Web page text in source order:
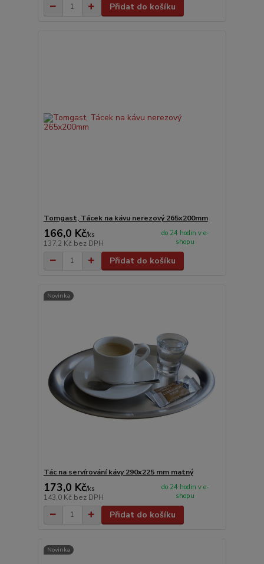
Přidat do košíku
Tomgast, Tácek na kávu nerezový 265x200mm
166,0 Kč/ks
137,2 Kč bez DPH
do 24 hodin v e-
shopu
Přidat do košíku
Novinka
Tác na servírování kávy 290x225 mm matný
173,0 Kč/ks
143,0 Kč bez DPH
do 24 hodin v e-
shopu
Přidat do košíku
Novinka